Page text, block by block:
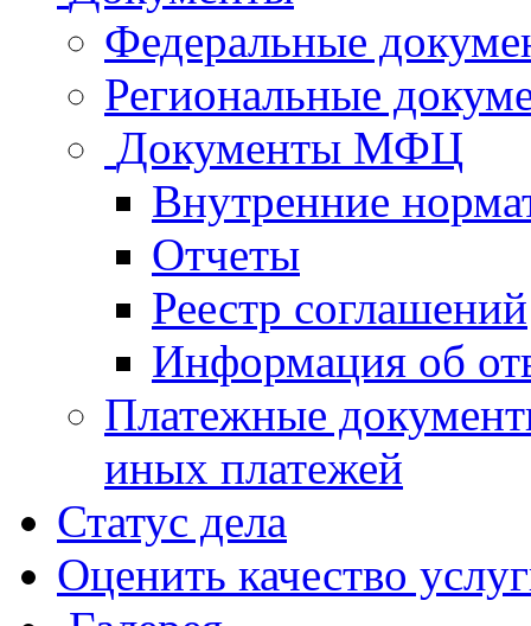
Федеральные
Региональные
Документы МФЦ
Внутренние
Отчеты
Реестр соглашений
Информация об
Платежные
иных платежей
Статус дела
Оценить качество